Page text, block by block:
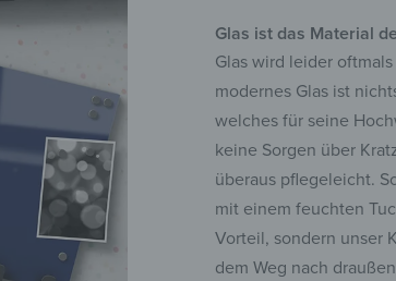
Glas ist das Material
Glas wird leider
modernes Glas ist
welches für seine
keine Sorgen über
überaus pflegeleicht.
mit einem feuchten
Vorteil, sondern unser
dem Weg nach